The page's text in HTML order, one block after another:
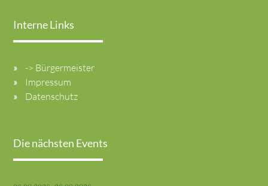
Interne Links
-> Bürgermeister
Impressum
Datenschutz
Die nächsten Events